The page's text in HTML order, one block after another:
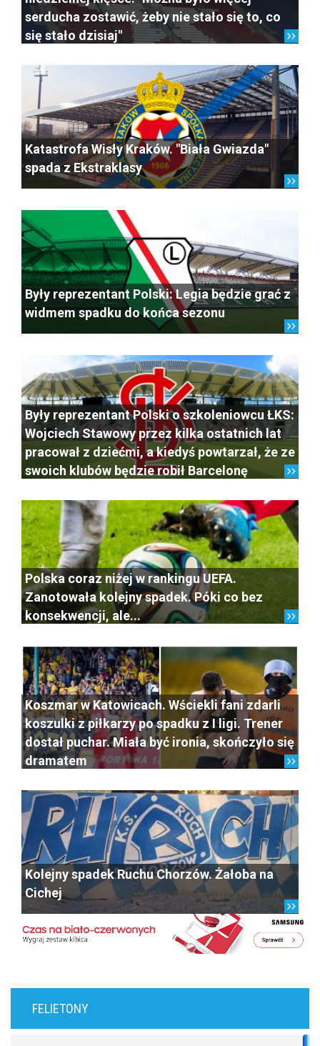
serducha zostawić, żeby nie stało się to, co
się stało dzisiaj"
Katastrofa Wisły Kraków. "Biała Gwiazda"
spada z Ekstraklasy
Były reprezentant Polski: Legia będzie grać z
widmem spadku do końca sezonu
Były reprezentant Polski o szkoleniowcu ŁKS:
Wojciech Stawowy przez kilka ostatnich lat
pracował z dziećmi, a kiedyś powtarzał, że ze
swoich klubów będzie robił Barcelonę
Polska coraz niżej w rankingu UEFA.
Zanotowała kolejny spadek. Póki co bez
konsekwencji, ale...
Koszmar w Katowicach. Wściekli fani zdarli
koszulki z piłkarzy po spadku z I ligi. Trener
dostał puchar. Miała być ironia, skończyło się
dramatem
Kolejny spadek Ruchu Chorzów. Żałoba na
Cichej
FELIETONY